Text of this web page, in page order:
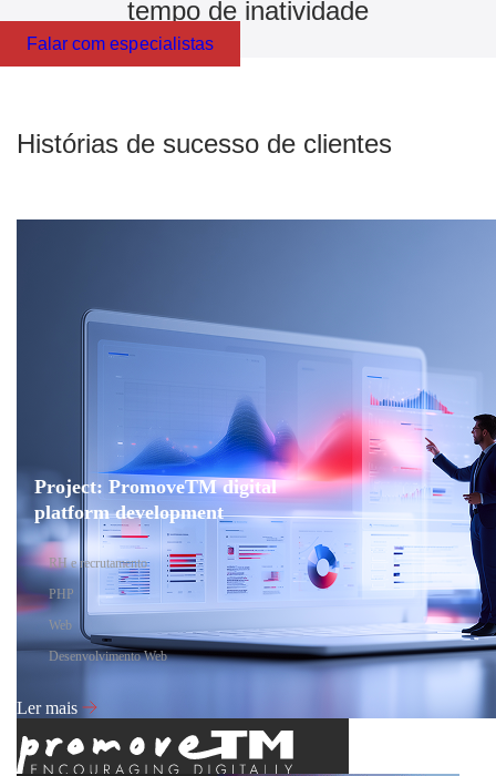
tempo de inatividade
Falar com especialistas
Histórias de sucesso de clientes
Project: PromoveTM digital
platform development
RH e recrutamento
PHP
Web
Desenvolvimento Web
Ler mais